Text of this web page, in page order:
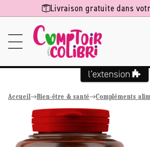
Ignorer et
passer au Livraison gratuite dans
Accueil Bien-être & santé Compléments
Passer aux
informations
produits